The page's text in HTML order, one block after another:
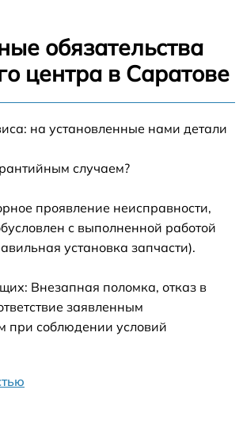
обязательства
центра в Саратове
на установленные нами детали
случаем?
проявление неисправности,
с выполненной работой
установка запчасти).
Внезапная поломка, отказ в
заявленным
при соблюдении условий